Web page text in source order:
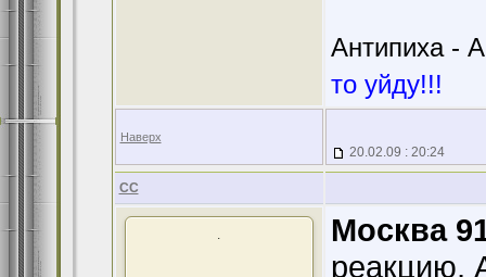
Антипиха -
то уйду!!!
Наверх
20.02.09 : 20:24
CC
.
Москва
реакцию,